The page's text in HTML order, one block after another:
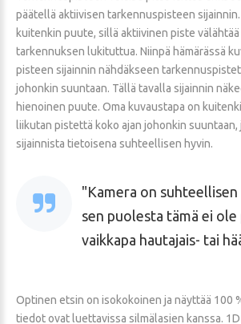
päätellä aktiivisen tarkennuspisteen
kuitenkin puute, sillä aktiivinen piste
tarkennuksen lukituttua. Niinpä hämärässä
pisteen sijainnin nähdäkseen
johonkin suuntaan. Tällä tavalla sijainnin
hienoinen puute. Oma kuvaustapa on
liikutan pistettä koko ajan johonkin
sijainnista tietoisena suhteellisen hyvin.
Kamera on suhteellisen
sen puolesta tämä ei ole
vaikkapa hautajais- tai
Optinen etsin on isokokoinen ja näyttää 100
tiedot ovat luettavissa silmälasien kanssa.